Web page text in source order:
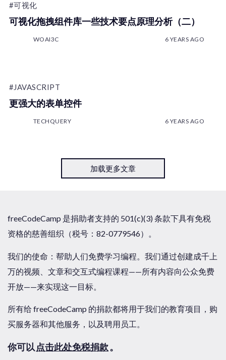
#可视化
可视化拖拽组件库一些技术要点原理分析（二）
WOAI3C 6 YEARS AGO
#JAVASCRIPT
更强大的表单控件
TECHQUERY 6 YEARS AGO
加载更多文章
freeCodeCamp 是捐助者支持的 501(c)(3) 条款下具有免税
资格的慈善组织（税号：82-0779546）。
我们的使命：帮助人们免费学习编程。我们通过创建成千上
万的视频、文章和交互式编程课程——所有内容向公众免费
开放——来实现这一目标。
所有给 freeCodeCamp 的捐款都将用于我们的教育项目，购
买服务器和其他服务，以及聘用员工。
你可以 点击此处免税捐款。